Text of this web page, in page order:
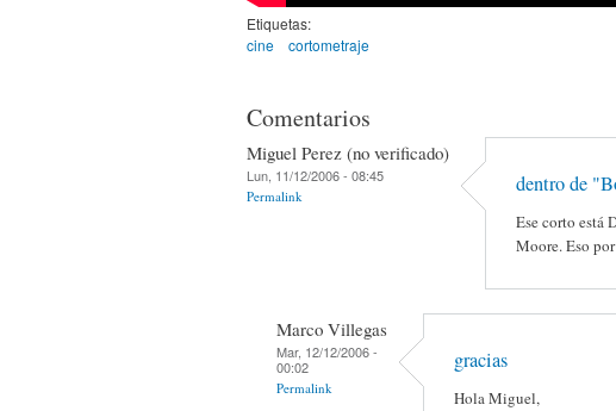
Etiquetas:
cine
cortometraje
Comentarios
Miguel Perez (no verificado)
Lun, 11/12/2006 - 08:45
Permalink dentro de
Ese corto está
Moore. Eso
Marco Villegas
Mar, 12/12/2006 -
00:02
Permalink
gracias
Hola Miguel,